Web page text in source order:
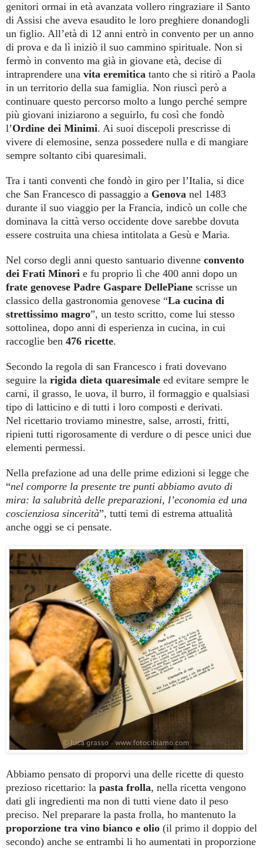
genitori ormai in età avanzata vollero ringraziare il Santo
di Assisi che aveva esaudito le loro preghiere donandogli
un figlio. All’età di 12 anni entrò in convento per un anno
di prova e da lì iniziò il suo cammino spirituale. Non si
fermò in convento ma già in giovane età, decise di
intraprendere una vita eremitica tanto che si ritirò a Paola
in un territorio della sua famiglia. Non riuscì però a
continuare questo percorso molto a lungo perché sempre
più giovani iniziarono a seguirlo, fu così che fondò
l’Ordine dei Minimi. Ai suoi discepoli prescrisse di
vivere di elemosine, senza possedere nulla e di mangiare
sempre soltanto cibi quaresimali.
Tra i tanti conventi che fondò in giro per l’Italia, si dice
che San Francesco di passaggio a Genova nel 1483
durante il suo viaggio per la Francia, indicò un colle che
dominava la città verso occidente dove sarebbe dovuta
essere costruita una chiesa intitolata a Gesù e Maria.
Nel corso degli anni questo santuario divenne convento
dei Frati Minori e fu proprio lì che 400 anni dopo un
frate genovese Padre Gaspare DellePiane scrisse un
classico della gastronomia genovese “La cucina di
strettissimo magro”, un testo scritto, come lui stesso
sottolinea, dopo anni di esperienza in cucina, in cui
raccoglie ben 476 ricette.
Secondo la regola di san Francesco i frati dovevano
seguire la rigida dieta quaresimale ed evitare sempre le
carni, il grasso, le uova, il burro, il formaggio e qualsiasi
tipo di latticino e di tutti i loro composti e derivati.
Nel ricettario troviamo minestre, salse, arrosti, fritti,
ripieni tutti rigorosamente di verdure o di pesce unici due
elementi permessi.
Nella prefazione ad una delle prime edizioni si legge che
“nel comporre la presente tre punti abbiamo avuto di
mira: la salubrità delle preparazioni, l’economia ed una
coscienziosa sincerità”, tutti temi di estrema attualità
anche oggi se ci pensate.
Abbiamo pensato di proporvi una delle ricette di questo
prezioso ricettario: la pasta frolla, nella ricetta vengono
dati gli ingredienti ma non di tutti viene dato il peso
preciso. Nel preparare la pasta frolla, ho mantenuto la
proporzione tra vino bianco e olio (il primo il doppio del
secondo) anche se entrambi li ho aumentati in proporzione